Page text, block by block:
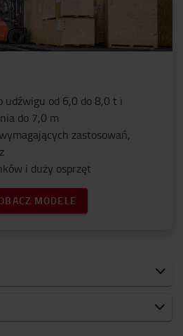
od 6,0 do 8,0 t i
do 7,0 m
zastosowań,
i duży osprzęt
ZOBACZ MODELE
widłowe z przeciwwagą